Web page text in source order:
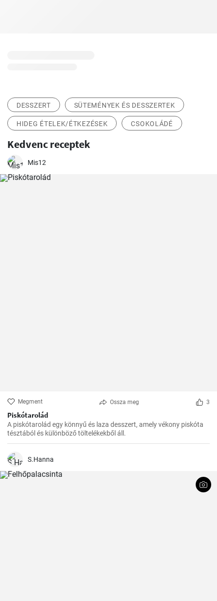
DESSZERT SÜTEMÉNYEK ÉS DESSZERTEK
HIDEG ÉTELEK/ÉTKEZÉSEK CSOKOLÁDÉ
Kedvenc receptek
Mis12
Megment Ossza meg 3
Piskótarolád
A piskótarolád egy könnyű és laza desszert, amely vékony piskóta
tésztából és különböző töltelékekből áll.
S.Hanna